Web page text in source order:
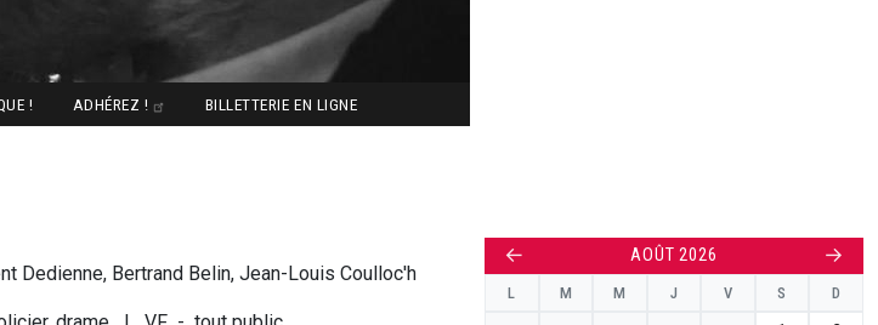
! ADHÉREZ ! BILLETTERIE EN LIGNE
Dedienne, Bertrand Belin, Jean-Louis Coulloc'h
← AOÛT 2026 →
L M M J V S D